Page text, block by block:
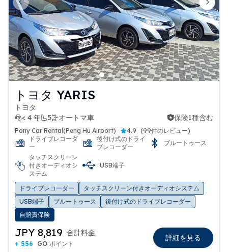
Previous slide Next
トヨタ YARIS
トヨタ
< 4 年
5 オートマ車
保険1種含む 保険1種含む
Pony Car Rental(Peng Hu Airport) 4.9 (99件のレビュー)
ドライブレコーダ
ー
後付け式のドライ
ブレコーダー
ブルートゥース
タッチスクリーン
付きオーディオシ
ステム
USB端子
ドライブレコーダー
タッチスクリーン付きオーディオシステム
USB端子
ブルートゥース
後付け式のドライブレコーダー
自賠責保険
JPY 8,819 合計料金
+ 556 GO ポイント
詳細を見る